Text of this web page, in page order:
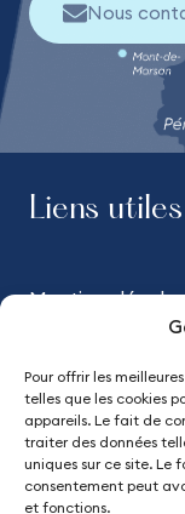
Pour offrir les
telles que les cookies
appareils. Le fait de
traiter des données
uniques sur ce site. Le
consentement peut
et fonctions.
Nous
Liens utiles
Mentions légales
Accessibilité -
Plan du site